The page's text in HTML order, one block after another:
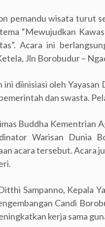
pemandu wisata turut
“Mewujudkan
Acara ini
Jln Borobudur –
ini diinisiasi oleh
dan swasta.
Buddha Kementrian
Warisan Dunia
acara tersebut. Acara
Sampanno, Kepala
Candi
kerja sama